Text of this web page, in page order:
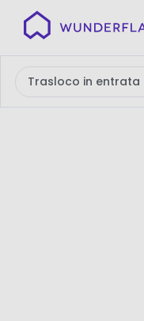
Wunderflats
Trasloco in entrata